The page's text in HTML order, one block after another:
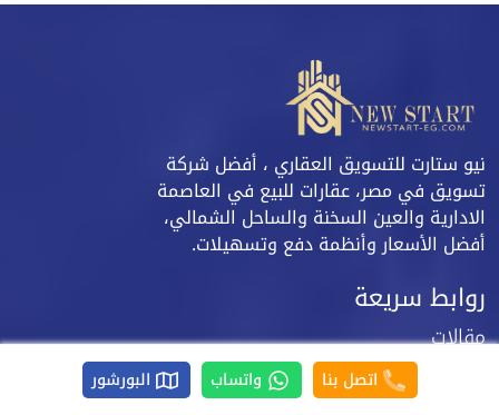
نيو ستارت للتسويق العقاري ، أفضل شركة
تسويق في مصر، عقارات للبيع في العاصمة
الادارية والعين السخنة والساحل الشمالي،
أفضل الأسعار وأنظمة دفع وتسهيلات.
روابط سريعة
مقالات
اتصل بنا واتساب البورشور